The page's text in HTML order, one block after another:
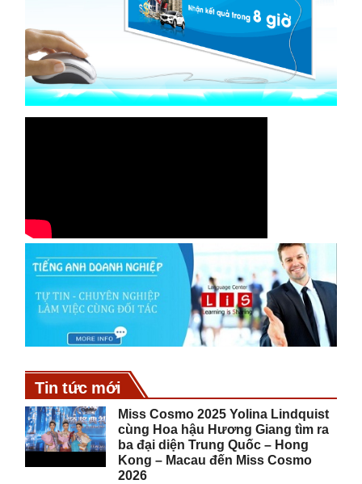
Tin tức mới
Miss Cosmo 2025 Yolina Lindquist
cùng Hoa hậu Hương Giang tìm ra
ba đại diện Trung Quốc – Hong
Kong – Macau đến Miss Cosmo
2026